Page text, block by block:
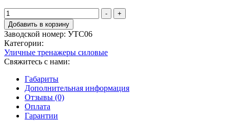
Количество
товара
Уличный
силовой
тренажер
"Становая
тяга"
-
+
Добавить в корзину
Заводской номер: УТС06
Категории:
Уличные тренажеры силовые
Свяжитесь с нами:
Габариты
Дополнительная информация
Отзывы (0)
Оплата
Гарантии